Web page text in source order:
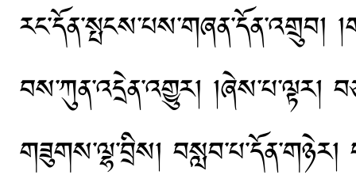
རང་དོན་སྤངས་པས་གཞན་དོན་འགྲུབ།
བས་ཀུན་འདྲེན་འགྱུར། །ཞེས་པ་ལྟར།
གཟུགས་ལྷ་བྲིས། བསླབ་པ་དོན་གཉེར།